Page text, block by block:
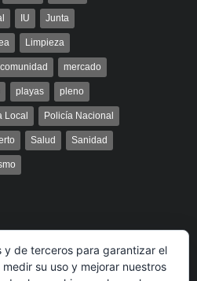
IU Junta
Limpieza
mercado
playas pleno
Local Policía Nacional
Salud Sanidad
y de terceros para garantizar el
su uso y mejorar nuestros